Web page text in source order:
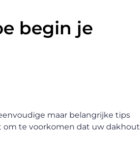
begin je
maar belangrijke tips
om te voorkomen dat uw dakhout